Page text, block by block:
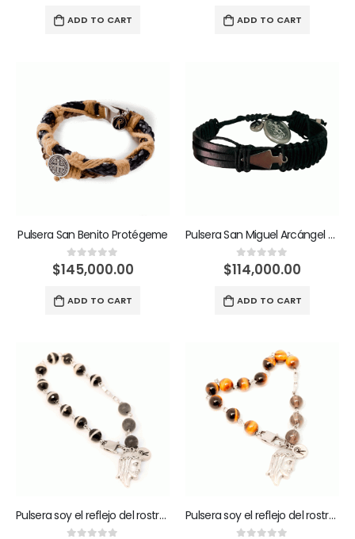
ADD TO CART ADD TO CART
Pulsera San Benito Protégeme
0out of 5
$145,000.00
ADD TO CART
Pulsera San Miguel Arcángel defiéndeme en la pelea.
0 out of 5
$114,000.00
ADD TO CART
Pulsera soy el reflejo del rostro de Jesús Pulsera soy el reflejo del rostro de Jesús fuego